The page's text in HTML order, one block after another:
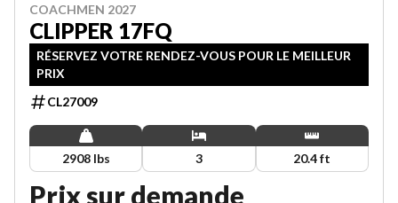
COACHMEN 2027
CLIPPER 17FQ
RÉSERVEZ VOTRE RENDEZ-VOUS POUR LE MEILLEUR
PRIX
CL27009
2908 lbs 3 20.4 ft
Prix sur demande